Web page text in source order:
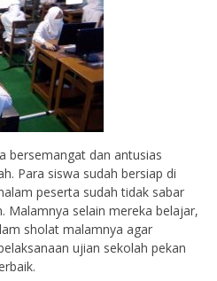
bersemangat dan antusias
Para siswa sudah bersiap di
peserta sudah tidak sabar
Malamnya selain mereka belajar,
sholat malamnya agar
ujian sekolah pekan